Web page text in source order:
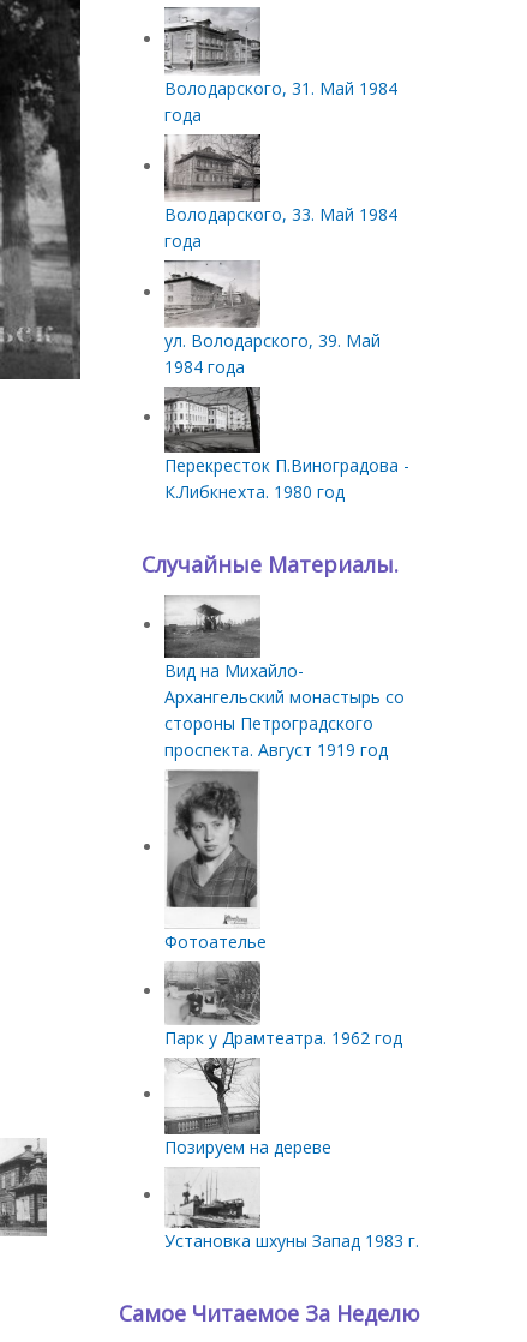
Володарского, 31. Май 1984
года
Володарского, 33. Май 1984
года
ул. Володарского, 39. Май
1984 года
Перекресток П.Виноградова -
К.Либкнехта. 1980 год
Случайные Материалы.
Вид на Михайло-
Архангельский монастырь со
стороны Петроградского
проспекта. Август 1919 год
Фотоателье
Парк у Драмтеатра. 1962 год
Позируем на дереве
Установка шхуны Запад 1983 г.
Самое Читаемое За Неделю